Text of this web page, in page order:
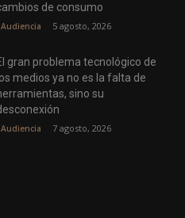
de consumo
Audiencia 5 agosto, 2026
gran problema tecnológico de
los medios ya no es la falta de
sino su
Audiencia 7 agosto, 2026